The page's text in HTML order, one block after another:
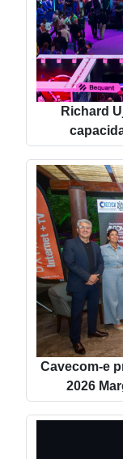
Richard
Cavecom-e
2026